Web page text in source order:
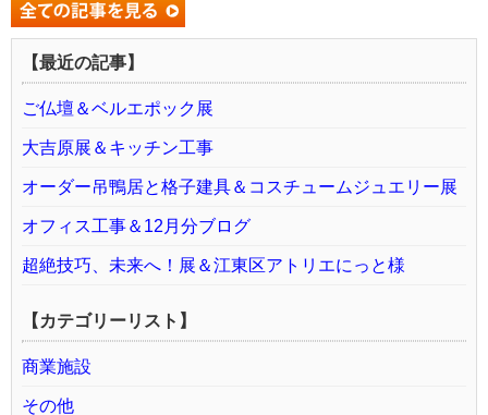
【最近の記事】
ご仏壇＆ベルエポック展
大吉原展＆キッチン工事
オーダー吊鴨居と格子建具＆コスチュームジュエリー展
オフィス工事＆12月分ブログ
超絶技巧、未来へ！展＆江東区アトリエにっと様
【カテゴリーリスト】
商業施設
その他